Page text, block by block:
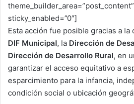
sticky_enabled=”0″]
Esta acción fue posible gracias a
DIF Municipal, la Dirección de
Dirección de Desarrollo Rural, en
garantizar el acceso equitativo a
esparcimiento para la infancia,
condición social o ubicación